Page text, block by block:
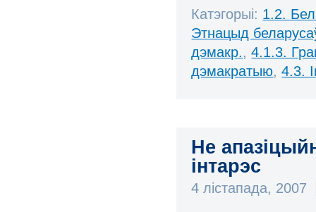
Катэгорыі: 1.2.
Этнацыд
дэмакр.,4.1.3.
дэмакратыю,4.3.
Не
інтарэс
4 лістапада, 2007